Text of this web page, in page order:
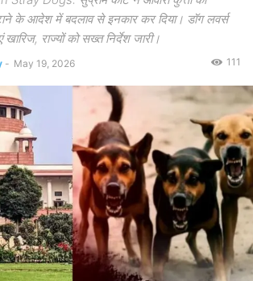
के आदेश में बदलाव से इनकार कर दिया। डॉग लवर्स
राज्यों को सख्त निर्देश जारी।
- May 19, 2026 111